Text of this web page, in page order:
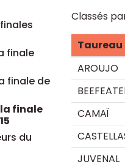
finale
finale de
finale
du
Classés
Taureau
AROUJO
CAMAÏ
JUVENAL